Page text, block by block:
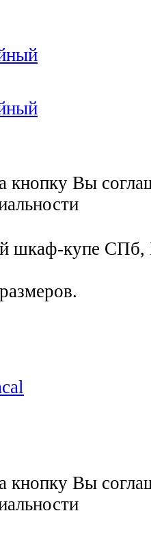
кнопку Вы
шкаф-купе СПб,
кнопку Вы